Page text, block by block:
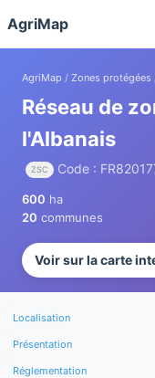
AgriMap
AgriMap / Zones protégées
Réseau de
l'Albanais
ZSC Code :
600 ha
20 communes
Voir sur la carte
Localisation
Présentation
Réglementation